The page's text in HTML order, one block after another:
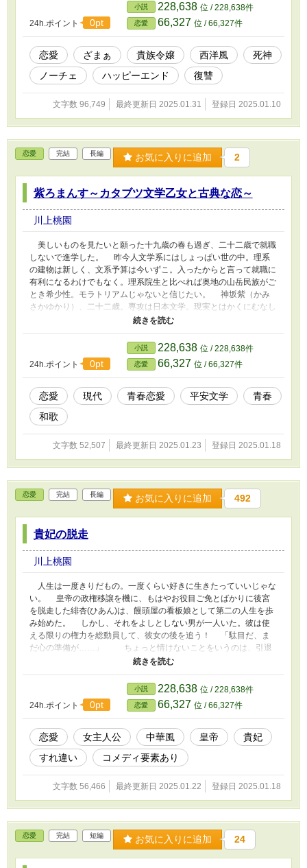
い。 ヴィオレッタは幼い頃に出会った死神《アンクー》と契約
することで、類まれなる幸運と素晴らしい才能を授かる。彼女は見
目麗しい青年の姿となった死神《アンクー》とともに故郷を出る。
その五年後。ヴィオレッタは北の公国を治める大公の公的な愛妾
としての地位を築いていた。女嫌いの大公だが、彼女のことは気に
入り、信頼できる相談相手として傍に置いたのだ。死神《アンク
ー》は愛妾のしきたりに従い、彼女の夫を名乗って彼女を支えてい
主夫妻……そしてカルロッタもやってくる。 かくして、死神と
あり。 復讐のため死神と契約した乙女×彼女を心配する古なじみ
の死神×ひそかに乙女に執着する北の大国の大公の三角関係要素あ
ります。 エブリスタ・なろうでも連載中。
24h.ポイント 0pt
小説 228,638 位 / 228,638件
恋愛 66,327 位 / 66,327件
恋愛 ざまぁ 貴族令嬢 西洋風
死神
ノーチェ
ハッピーエンド 復讐
文字数 96,749 最終更新日 2025.01.31 登録日 2025.01.10
恋愛 完結 長編 お気に入りに追加 2
紫ろまんす～カタブツ文学乙女と古典な恋～
川上桃園
美しいものを見たいと願った十九歳の春も過ぎ、二十二歳で就職
しないで進学した。 昨今人文学系にはしょっぱい世の中。理系
の建物は新しく、文系予算は今いずこ。入ったからと言って就職に
有利になるわけでもなく。理系院生と比べれば奥地の山岳民族がご
とき希少性。モラトリアムじゃないと信じたい。 神坂紫（かみ
さかゆかり）、二十二歳。専攻は日本文学。現実とはかくにむなし
き。ビッチな妹は家に帰ってこないし、やたら出会う「鳥足くん」
に後輩のスイーツ男子、思わせぶりな元同級生(女)とは何かと縁が
できている。 枯れかけた今になって微妙に日常が変わりつつあ
る文学女子の明日はどこだ。 ――昨今の文学女子はたくましいの
です。
24h.ポイント 0pt
小説 228,638 位 / 228,638件
恋愛 66,327 位 / 66,327件
恋愛 現代 青春恋愛 平安文学
青春
和歌
文字数 52,507 最終更新日 2025.01.23 登録日 2025.01.18
恋愛 完結 長編 お気に入りに追加 492
貴妃の脱走
川上桃園
人生は一度きりだもの。一度くらい好きに生きたっていいじゃな
い。 皇帝の政権移譲を機に、もはやお役目ご免とばかりに後宮
を脱走した緋杏(ひあん)は、饅頭屋の看板娘として第二の人生を歩
み始めた。 しかし、それをよしとしない男が一人いた。彼は使
える限りの権力を総動員して、彼女の後を追う！ 「駄目だ、ま
だ心の準備が……」 ちょっと情けないことをいうのは、引退
しかけの皇帝陛下。 天然系貴妃(脱走中。皇帝との面識ゼロ)とヘ
タレ系皇帝(プライド高い)、すれ違いからの脱却なるか？
2025.1.25完結作品ランキング1位 ありがとうございます
24h.ポイント 0pt
小説 228,638 位 / 228,638件
恋愛 66,327 位 / 66,327件
恋愛 女主人公 中華風 皇帝
貴妃
すれ違い
コメディ要素あり
文字数 56,466 最終更新日 2025.01.22 登録日 2025.01.18
恋愛 完結 短編 お気に入りに追加 24